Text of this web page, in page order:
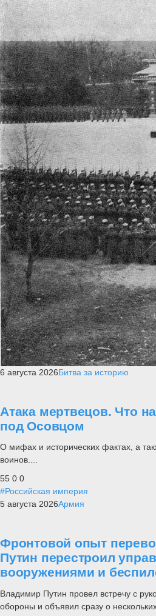
6 августа 2026Битва за историю
Атака мертвецов. Что
под Осовцом
О мифах и исторических фактах, а
воинов....
55 0 0
#Российская империя
5 августа 2026Армия
Фронтовой опыт
Путин перестроил
вооружениями и
Владимир Путин провел встречу с
обороны и объявил сразу о